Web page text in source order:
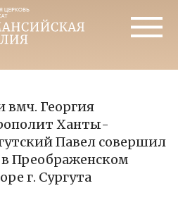
вмч. Георгия
Ханты-
Павел совершил
Преображенском
г. Сургута